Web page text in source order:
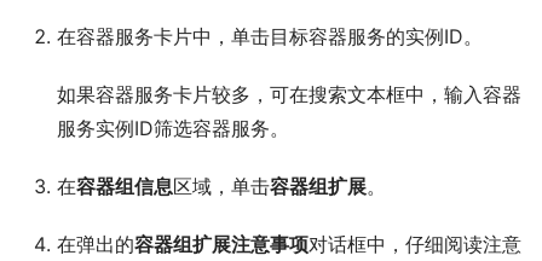
在容器服务卡片中，单击目标容器服务的实例ID。
如果容器服务卡片较多，可在搜索文本框中，输入容器
服务实例ID筛选容器服务。
在容器组信息区域，单击容器组扩展。
在弹出的容器组扩展注意事项对话框中，仔细阅读注意